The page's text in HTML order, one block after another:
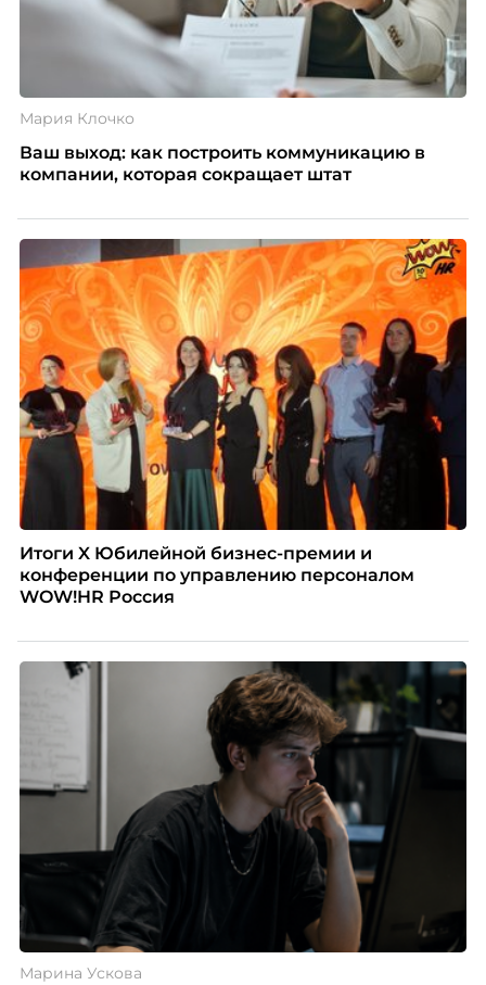
Мария Клочко
Ваш выход: как построить коммуникацию в
компании, которая сокращает штат
Итоги X Юбилейной бизнес-премии и
конференции по управлению персоналом
WOW!HR Россия
Марина Ускова